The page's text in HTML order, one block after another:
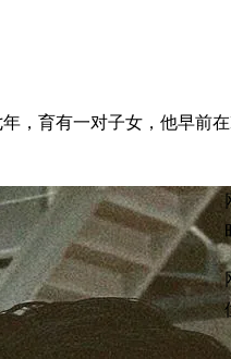
，育有一对子女，他早前